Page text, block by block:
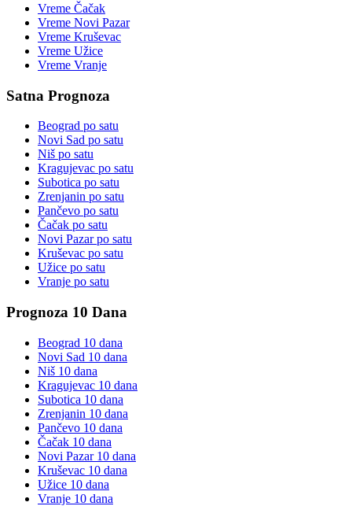
Vreme Čačak
Vreme Novi Pazar
Vreme Kruševac
Vreme Užice
Vreme Vranje
Satna Prognoza
Beograd po satu
Novi Sad po satu
Niš po satu
Kragujevac po satu
Subotica po satu
Zrenjanin po satu
Pančevo po satu
Čačak po satu
Novi Pazarpo satu
Kruševac po satu
Užice po satu
Vranje po satu
Prognoza 10 Dana
Beograd 10 dana
Novi Sad 10 dana
Niš 10 dana
Kragujevac 10 dana
Subotica 10 dana
Zrenjanin 10 dana
Pančevo 10 dana
Čačak 10 dana
Novi Pazar10 dana
Kruševac 10 dana
Užice 10 dana
Vranje 10 dana